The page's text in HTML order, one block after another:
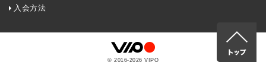
入会方法
© 2016-2026 VIPO